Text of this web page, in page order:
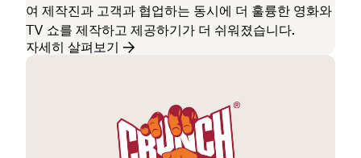
여 제작진과 고객과 협업하는 동시에 더 훌륭한 영화와
TV 쇼를 제작하고 제공하기가 더 쉬워졌습니다.
자세히 살펴보기